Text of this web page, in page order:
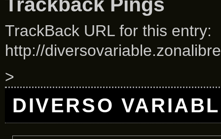
TrackBack URL for this entry:
http://
>
DIVERSO